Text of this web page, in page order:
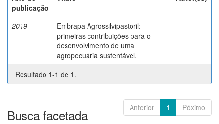
publicação
2019
Embrapa Agrossilvipastoril:
primeiras contribuições para o
desenvolvimento de uma
agropecuária sustentável.
-
Resultado 1-1 de 1.
Anterior 1 Póximo
Busca facetada